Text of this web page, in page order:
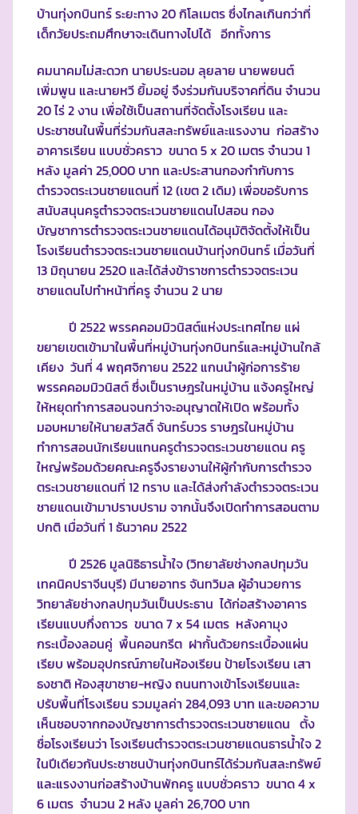
บ้านทุ่งกบินทร์ ระยะทาง 20 กิโลเมตร ซึ่งไกลเกินกว่าที่
เด็กวัยประถมศึกษาจะเดินทางไปได้ อีกทั้งการ
คมนาคมไม่สะดวก นายประนอม ลุยลาย นายพยนต์
เพิ่มพูน และนายหวี ยิ้มอยู่ จึงร่วมกันบริจาคที่ดิน จำนวน
20 ไร่ 2 งาน เพื่อใช้เป็นสถานที่จัดตั้งโรงเรียน และ
ประชาชนในพื้นที่ร่วมกันสละทรัพย์และแรงงาน ก่อสร้าง
อาคารเรียน แบบชั่วคราว ขนาด 5 x 20 เมตร จำนวน 1
หลัง มูลค่า 25,000 บาท และประสานกองกำกับการ
ตำรวจตระเวนชายแดนที่ 12 (เขต 2 เดิม) เพื่อขอรับการ
สนับสนุนครูตำรวจตระเวนชายแดนไปสอน กอง
บัญชาการตำรวจตระเวนชายแดนได้อนุมัติจัดตั้งให้เป็น
โรงเรียนตำรวจตระเวนชายแดนบ้านทุ่งกบินทร์ เมื่อวันที่
13 มิถุนายน 2520 และได้ส่งข้าราชการตำรวจตระเวน
ชายแดนไปทำหน้าที่ครู จำนวน 2 นาย
ปี 2522 พรรคคอมมิวนิสต์แห่งประเทศไทย แผ่
ขยายเขตเข้ามาในพื้นที่หมู่บ้านทุ่งกบินทร์และหมู่บ้านใกล้
เคียง วันที่ 4 พฤศจิกายน 2522 แกนนำผู้ก่อการร้าย
พรรคคอมมิวนิสต์ ซึ่งเป็นราษฎรในหมู่บ้าน แจ้งครูใหญ่
ให้หยุดทำการสอนจนกว่าจะอนุญาตให้เปิด พร้อมทั้ง
มอบหมายให้นายสวัสดิ์ จันทร์บวร ราษฎรในหมู่บ้าน
ทำการสอนนักเรียนแทนครูตำรวจตระเวนชายแดน ครู
ใหญ่พร้อมด้วยคณะครูจึงรายงานให้ผู้กำกับการตำรวจ
ตระเวนชายแดนที่ 12 ทราบ และได้ส่งกำลังตำรวจตระเวน
ชายแดนเข้ามาปราบปราม จากนั้นจึงเปิดทำการสอนตาม
ปกติ เมื่อวันที่ 1 ธันวาคม 2522
ปี 2526 มูลนิธิธารน้ำใจ (วิทยาลัยช่างกลปทุมวัน
เทคนิคปราจีนบุรี) มีนายอาทร จันทวิมล ผู้อำนวยการ
วิทยาลัยช่างกลปทุมวันเป็นประธาน ได้ก่อสร้างอาคาร
เรียนแบบกึ่งถาวร ขนาด 7 x 54 เมตร หลังคามุง
กระเบื้องลอนคู่ พื้นคอนกรีต ฝากั้นด้วยกระเบื้องแผ่น
เรียบ พร้อมอุปกรณ์ภายในห้องเรียน ป้ายโรงเรียน เสา
ธงชาติ ห้องสุขาชาย-หญิง ถนนทางเข้าโรงเรียนและ
ปรับพื้นที่โรงเรียน รวมมูลค่า 284,093 บาท และขอความ
เห็นชอบจากกองบัญชาการตำรวจตระเวนชายแดน ตั้ง
ชื่อโรงเรียนว่า โรงเรียนตำรวจตระเวนชายแดนธารน้ำใจ 2
ในปีเดียวกันประชาชนบ้านทุ่งกบินทร์ได้ร่วมกันสละทรัพย์
และแรงงานก่อสร้างบ้านพักครู แบบชั่วคราว ขนาด 4 x
6 เมตร จำนวน 2 หลัง มูลค่า 26,700 บาท